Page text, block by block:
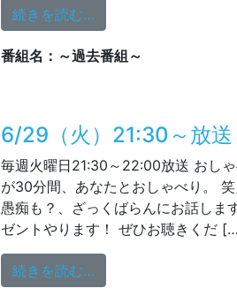
続きを読む…
番組名：～過去番組～
6/29（火）21:30～放送
毎週火曜日21:30～22:00放送 おし
が30分間、あなたとおしゃべり。
愚痴も？、ざっくばらんにお話しま
ゼントやります！ ぜひお聴きくだ
続きを読む…